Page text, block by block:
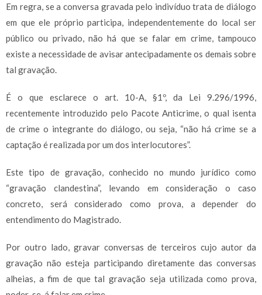
Em regra, se a conversa gravada pelo indivíduo trata de diálogo
em que ele próprio participa, independentemente do local ser
público ou privado, não há que se falar em crime, tampouco
existe a necessidade de avisar antecipadamente os demais sobre
tal gravação.
É o que esclarece o art. 10-A, §1º, da Lei 9.296/1996,
recentemente introduzido pelo Pacote Anticrime, o qual isenta
de crime o integrante do diálogo, ou seja, “não há crime se a
captação é realizada por um dos interlocutores”.
Este tipo de gravação, conhecido no mundo jurídico como
“gravação clandestina”, levando em consideração o caso
concreto, será considerado como prova, a depender do
entendimento do Magistrado.
Por outro lado, gravar conversas de terceiros cujo autor da
gravação não esteja participando diretamente das conversas
alheias, a fim de que tal gravação seja utilizada como prova,